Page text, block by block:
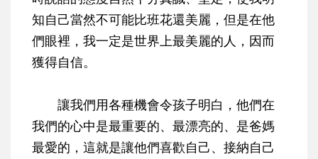
知自己當然不可能比班花還美麗，但是在他
們眼裡，我一定是世界上最美麗的人，因而
獲得自信。
讓我們用各種機會令孩子明白，他們在
我們的心中是最重要的、最漂亮的、是爸媽
最愛的，這就是讓他們喜歡自己、接納自己